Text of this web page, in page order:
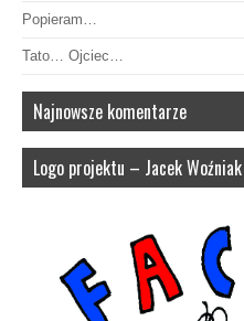
Popieram…
Tato… Ojciec…
Najnowsze komentarze
Logo projektu – Jacek Woźniak